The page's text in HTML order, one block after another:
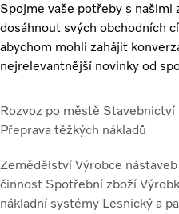
Spojme vaše potřeby s
dosáhnout svých obchodních
abychom mohli zahájit
nejrelevantnější novinky od
Rozvoz po městě Stavebnictví
Přeprava těžkých nákladů
Zemědělství Výrobce nástaveb
činnost Spotřební zboží
nákladní systémy Lesnický a